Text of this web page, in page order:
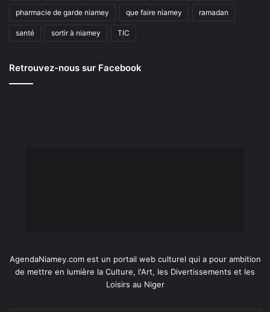
pharmacie de garde niamey que faire niamey ramadan
santé sortir à niamey TIC
Retrouvez-nous sur Facebook
AgendaNiamey.com est un portail web culturel qui a pour ambition
de mettre en lumière la Culture, l'Art, les Divertissements et les
Loisirs au Niger